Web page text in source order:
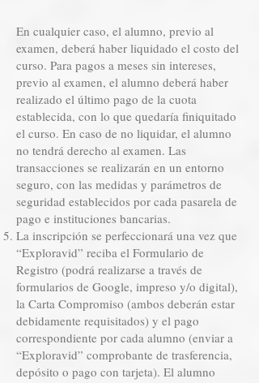
En cualquier caso, el alumno, previo al
examen, deberá haber liquidado el costo del
curso. Para pagos a meses sin intereses,
previo al examen, el alumno deberá haber
realizado el último pago de la cuota
establecida, con lo que quedaría finiquitado
el curso. En caso de no liquidar, el alumno
no tendrá derecho al examen. Las
transacciones se realizarán en un entorno
seguro, con las medidas y parámetros de
seguridad establecidos por cada pasarela de
pago e instituciones bancarias.
La inscripción se perfeccionará una vez que
“Exploravid” reciba el Formulario de
Registro (podrá realizarse a través de
formularios de Google, impreso y/o digital),
la Carta Compromiso (ambos deberán estar
debidamente requisitados) y el pago
correspondiente por cada alumno (enviar a
“Exploravid” comprobante de trasferencia,
depósito o pago con tarjeta). El alumno